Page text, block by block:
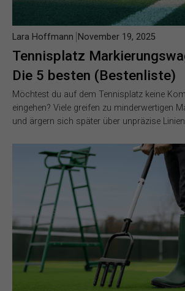
Tennisplatz
Die 5 besten (Bestenliste)
Lara Hoffmann November 19, 2025
Möchtest du auf dem Tennisplatz keine
eingehen? Viele greifen zu minderwertigen
und ärgern sich später über unpräzise